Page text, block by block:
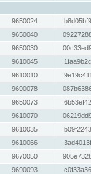
9650024
9650040
9650030
9610045
9610010
9690078
9650073
9610070
9610035
9610066
9670050
9690093